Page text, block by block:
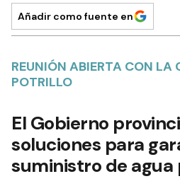
Añadir como fuente en
REUNIÓN ABIERTA CON LA
POTRILLO
El Gobierno
soluciones para
suministro de agua